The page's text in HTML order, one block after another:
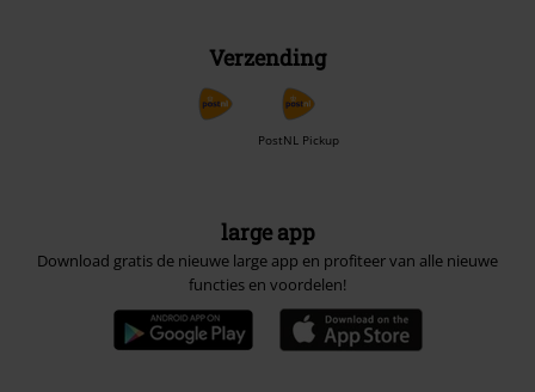
Verzending
PostNL Pickup
large app
Download gratis de nieuwe large app en profiteer van alle nieuwe
functies en voordelen!